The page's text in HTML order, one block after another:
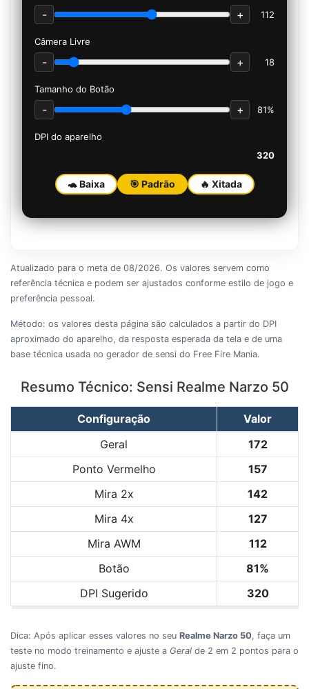
- + 112
Câmera Livre
- + 18
Tamanho do Botão
- + 81%
DPI do aparelho
320
🐢 Baixa 🎯 Padrão 🔥 Xitada
Atualizado para o meta de 08/2026. Os valores servem como
referência técnica e podem ser ajustados conforme estilo de jogo e
preferência pessoal.
Método: os valores desta página são calculados a partir do DPI
aproximado do aparelho, da resposta esperada da tela e de uma
base técnica usada no gerador de sensi do Free Fire Mania.
Resumo Técnico: Sensi Realme Narzo 50
Configuração
Valor
Geral
172
Ponto Vermelho
157
Mira 2x
142
Mira 4x
127
Mira AWM
112
Botão
81%
DPI Sugerido
320
Dica: Após aplicar esses valores no seu Realme Narzo 50, faça um
teste no modo treinamento e ajuste a Geral de 2 em 2 pontos para o
ajuste fino.